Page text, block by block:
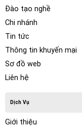
Đào tạo nghề
Chi nhánh
Tin tức
Thông tin khuyến mại
Sơ đồ web
Liên hệ
Dịch Vụ
Giới thiệu